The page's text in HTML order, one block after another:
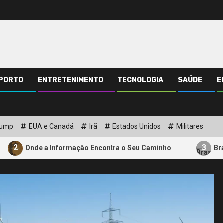
ENTRETENIMENTO TECNOLOGIA SAÚDE
EUA e Canadá Irã Estados Unidos Militares
a Informação Encontra o Seu Caminho 3 Brasil